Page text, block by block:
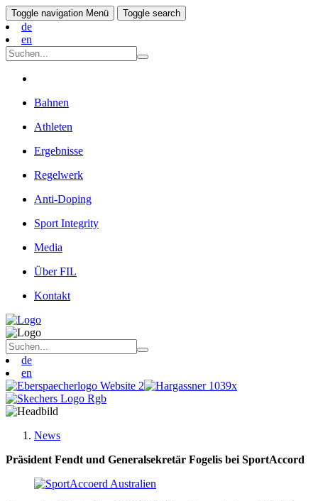
Toggle navigation Menü Toggle search
de
en
Bahnen
Athleten
Ergebnisse
Regelwerk
Anti-Doping
Sport Integrity
Media
Über FIL
Kontakt
de
en
News
Präsident Fendt und Generalsekretär Fogelis bei SportAccord